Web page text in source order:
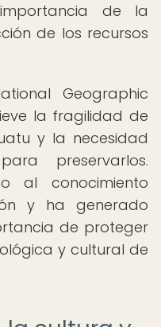
de la
de los recursos
Geographic
la fragilidad de
y la necesidad
preservarlos.
al conocimiento
y ha generado
de proteger
y cultural de